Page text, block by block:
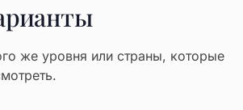
же уровня или страны, которые